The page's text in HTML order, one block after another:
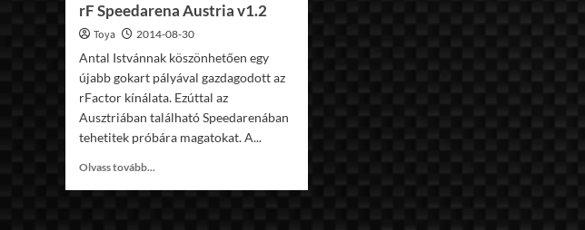
rF Speedarena Austria v1.2
Toya 2014-08-30
Antal Istvánnak köszönhetően egy
újabb gokart pályával gazdagodott az
rFactor kínálata. Ezúttal az
Ausztriában található Speedarenában
tehetitek próbára magatokat. A...
Olvass tovább...